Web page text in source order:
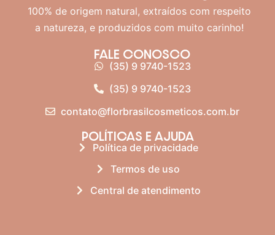
100% de origem natural, extraídos com respeito
a natureza, e produzidos com muito carinho!
FALE CONOSCO
(35) 9 9740-1523
(35) 9 9740-1523
contato@florbrasilcosmeticos.com.br
POLÍTICAS E AJUDA
Política de privacidade
Termos de uso
Central de atendimento